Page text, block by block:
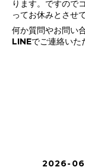
ります。ですので
ってお休みとさせ
何か質問やお問い
LINEでご連絡いた
2026-06